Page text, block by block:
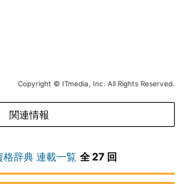
縮版)
11g: 管理 ネクスト・ス
Database 11g: 管理ワーク
(凝縮版)
Copyright © ITmedia, Inc. All Rights Reserved.
関連情報
格辞典 連載一覧 全 27 回